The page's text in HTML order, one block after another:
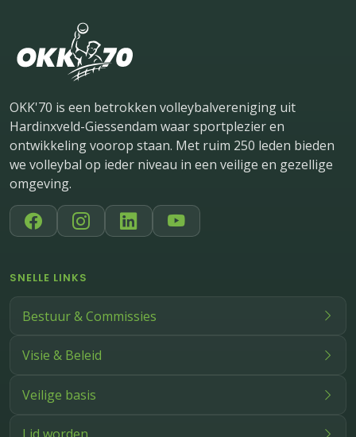
OKK'70 is een betrokken volleybalvereniging uit
Hardinxveld-Giessendam waar sportplezier en
ontwikkeling voorop staan. Met ruim 250 leden bieden
we volleybal op ieder niveau in een veilige en gezellige
omgeving.
SNELLE LINKS
Bestuur & Commissies
Visie & Beleid
Veilige basis